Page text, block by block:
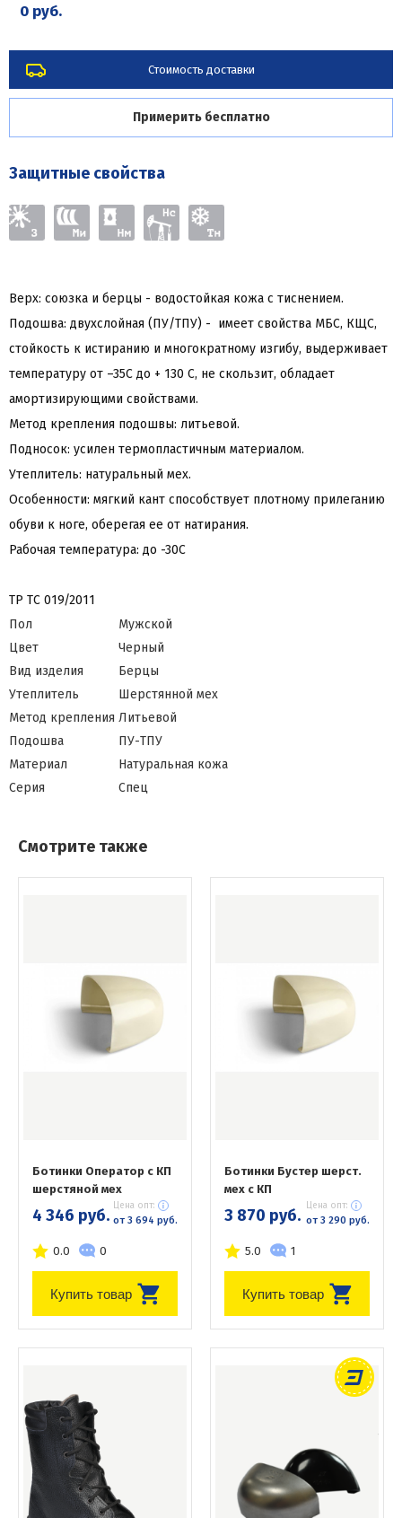
0 руб.
Стоимость доставки
Примерить бесплатно
Защитные свойства
Верх: союзка и берцы - водостойкая кожа с тиснением.
Подошва: двухслойная (ПУ/ТПУ) - имеет свойства МБС, КЩС,
стойкость к истиранию и многократному изгибу, выдерживает
температуру от –35С до + 130 С, не скользит, обладает
амортизирующими свойствами.
Метод крепления подошвы: литьевой.
Подносок: усилен термопластичным материалом.
Утеплитель: натуральный мех.
Особенности: мягкий кант способствует плотному прилеганию
обуви к ноге, оберегая ее от натирания.
Рабочая температура: до -30С
ТР ТС 019/2011
Пол
Мужской
Цвет
Черный
Вид изделия
Берцы
Утеплитель
Шерстянной мех
Метод крепления Литьевой
Подошва
ПУ-ТПУ
Материал
Натуральная кожа
Серия
Спец
Смотрите также
Ботинки Оператор с КП
шерстяной мех
4 346 руб. Цена опт:
от 3 694 руб.
0.0 0
Купить товар
Ботинки Бустер шерст.
мех с КП
3 870 руб. Цена опт:
от 3 290 руб.
5.0 1
Купить товар